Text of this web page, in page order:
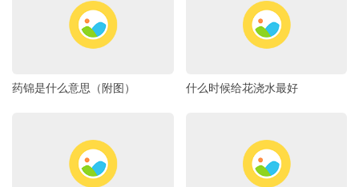
药锦是什么意思（附图） 什么时候给花浇水最好